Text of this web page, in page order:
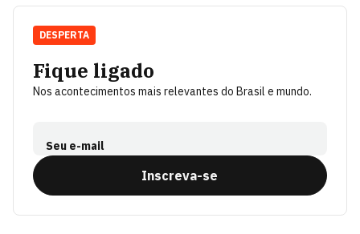
Fique ligado
Nos acontecimentos mais relevantes do Brasil e mundo.
Seu e-mail
Inscreva-se
DESPERTA